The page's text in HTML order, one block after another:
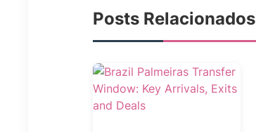
Posts Relacionados